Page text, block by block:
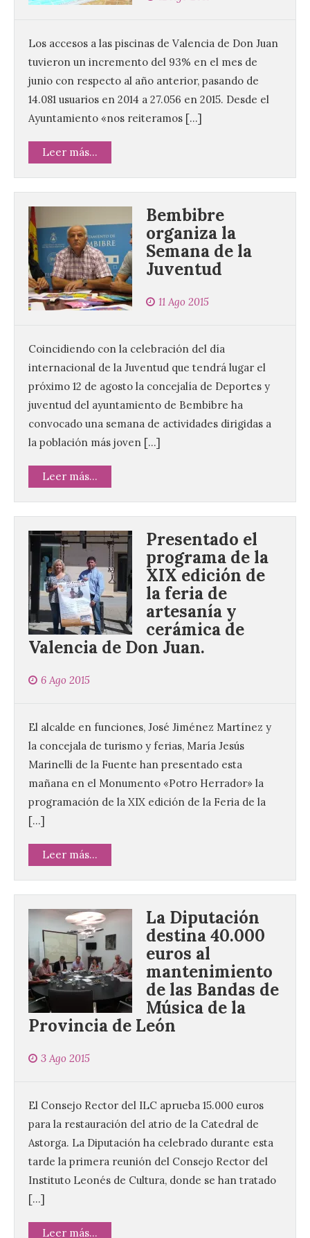
Los accesos a las piscinas de Valencia de Don Juan
tuvieron un incremento del 93% en el mes de
junio con respecto al año anterior, pasando de
14.081 usuarios en 2014 a 27.056 en 2015. Desde el
Ayuntamiento «nos reiteramos […]
Leer más...
Bembibre
organiza la
Semana de la
Juventud
11 Ago 2015
Coincidiendo con la celebración del día
internacional de la Juventud que tendrá lugar el
próximo 12 de agosto la concejalía de Deportes y
juventud del ayuntamiento de Bembibre ha
convocado una semana de actividades dirigidas a
la población más joven […]
Leer más...
Presentado el
programa de la
XIX edición de
la feria de
artesanía y
cerámica de
Valencia de Don Juan.
6 Ago 2015
El alcalde en funciones, José Jiménez Martínez y
la concejala de turismo y ferias, María Jesús
Marinelli de la Fuente han presentado esta
mañana en el Monumento «Potro Herrador» la
programación de la XIX edición de la Feria de la
[…]
Leer más...
La Diputación
destina 40.000
euros al
mantenimiento
de las Bandas de
Música de la
Provincia de León
3 Ago 2015
El Consejo Rector del ILC aprueba 15.000 euros
para la restauración del atrio de la Catedral de
Astorga. La Diputación ha celebrado durante esta
tarde la primera reunión del Consejo Rector del
Instituto Leonés de Cultura, donde se han tratado
[…]
Leer más...